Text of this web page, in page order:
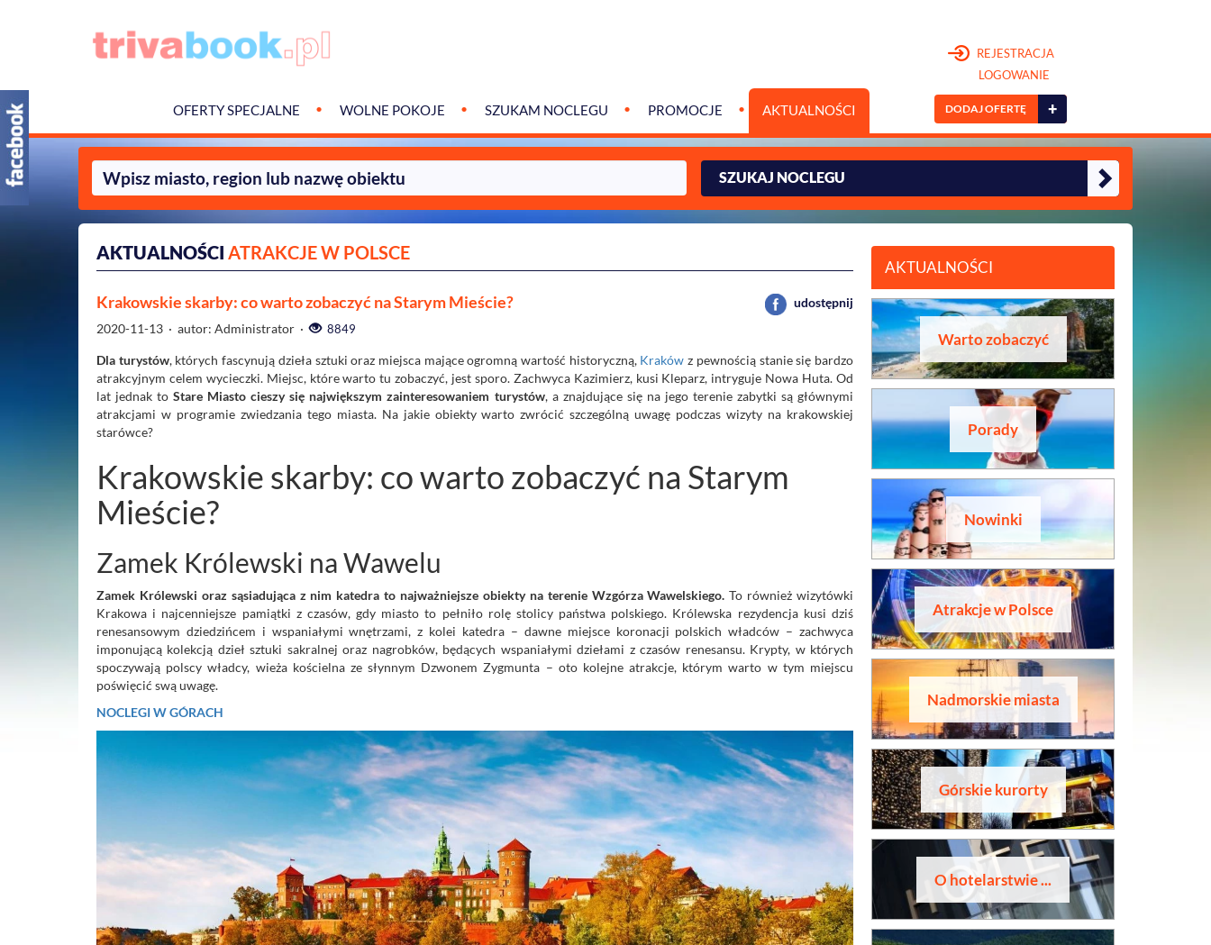
OFERTY SPECJALNE WOLNE POKOJE SZUKAM NOCLEGU PROMOCJE AKTUALNOŚCI
REJESTRACJA
LOGOWANIE
DODAJ OFERTĘ +
SZUKAJ NOCLEGU
AKTUALNOŚCI ATRAKCJE W POLSCE
Krakowskie skarby: co warto zobaczyć na Starym Mieście?
2020-11-13 · autor: Administrator · 8849
udostępnij
Dla turystów, których fascynują dzieła sztuki oraz miejsca mające ogromną wartość historyczną, Kraków z pewnością stanie się bardzo
atrakcyjnym celem wycieczki. Miejsc, które warto tu zobaczyć, jest sporo. Zachwyca Kazimierz, kusi Kleparz, intryguje Nowa Huta. Od
lat jednak toStare Miasto cieszy się największym zainteresowaniem turystów, a znajdujące się na jego terenie zabytki są głównymi
atrakcjami w programie zwiedzania tego miasta. Na jakie obiekty warto zwrócić szczególną uwagę podczas wizyty na krakowskiej
starówce?
Krakowskie skarby: co warto zobaczyć na Starym
Mieście?
Zamek Królewski na Wawelu
Zamek Królewski oraz sąsiadująca z nim katedra to najważniejsze obiekty na terenie Wzgórza Wawelskiego. To również wizytówki
Krakowa i najcenniejsze pamiątki z czasów, gdy miasto to pełniło rolę stolicy państwa polskiego. Królewska rezydencja kusi dziś
renesansowym dziedzińcem i wspaniałymi wnętrzami, z kolei katedra – dawne miejsce koronacji polskich władców – zachwyca
imponującą kolekcją dzieł sztuki sakralnej oraz nagrobków, będących wspaniałymi dziełami z czasów renesansu. Krypty, w których
spoczywają polscy władcy, wieża kościelna ze słynnym Dzwonem Zygmunta – oto kolejne atrakcje, którym warto w tym miejscu
poświęcić swą uwagę.
NOCLEGI W GÓRACH
AKTUALNOŚCI
Warto zobaczyć
Porady
Nowinki
Atrakcje w Polsce
Nadmorskie miasta
Górskie kurorty
O hotelarstwie ...